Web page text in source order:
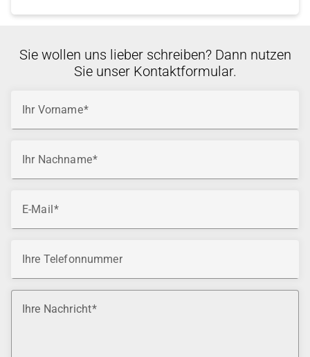
Sie wollen uns lieber schreiben? Dann nutzen
Sie unser Kontaktformular.
Ihr Vorname
Ihr Nachname
E-Mail
Ihre Telefonnummer
Ihre Nachricht